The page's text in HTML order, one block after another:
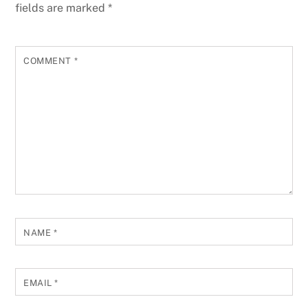
fields are marked*
COMMENT *
NAME *
EMAIL*